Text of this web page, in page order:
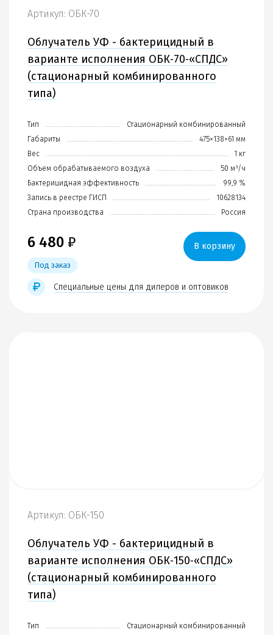
Артикул: ОБК-70
Облучатель УФ - бактерицидный в
варианте исполнения ОБК‑70‑«СПДС»
(стационарный комбинированного
типа)
Тип
Стационарный комбинированный
Габариты
475×138×61 мм
Вес
1 кг
Объем обрабатываемого воздуха
50 м³/ч
Бактерицидная эффективность
99,9 %
Запись в реестре ГИСП
10628134
Страна производства
Россия
6 480 ₽
Под заказ
Специальные цены для дилеров и оптовиков
В корзину
Артикул: ОБК-150
Облучатель УФ - бактерицидный в
варианте исполнения ОБК‑150‑«СПДС»
(стационарный комбинированного
типа)
Тип
Стационарный комбинированный